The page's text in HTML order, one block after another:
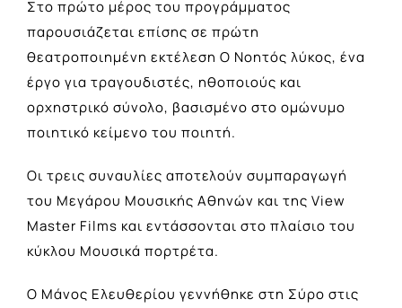
Στο πρώτο μέρος του προγράμματος
παρουσιάζεται επίσης σε πρώτη
θεατροποιημένη εκτέλεση Ο Νοητός λύκος, ένα
έργο για τραγουδιστές, ηθοποιούς και
ορχηστρικό σύνολο, βασισμένο στο ομώνυμο
ποιητικό κείμενο του ποιητή.
Οι τρεις συναυλίες αποτελούν συμπαραγωγή
του Μεγάρου Μουσικής Αθηνών και της View
Master Films και εντάσσονται στο πλαίσιο του
κύκλου Μουσικά πορτρέτα.
Ο Μάνος Ελευθερίου γεννήθηκε στη Σύρο στις